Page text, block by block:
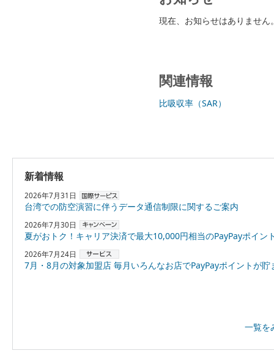
現在、お知らせはありません
関連情報
比吸収率（SAR）
新着情報
2026年7月31日
台湾での防空演習に伴うデータ通信制限に関するご案内
2026年7月30日
夏がおトク！キャリア決済で最大10,000円相当のPayPayポイントプレゼント
2026年7月24日
7月・8月の対象加盟店 毎月いろんなお店でPayPayポイントが貯まる！「スーパーPayPayクーポ
一覧を